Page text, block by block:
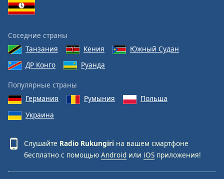
Соседние страны
Танзания
Кения
Южный Судан
ДР Конго
Руанда
Популярные страны
Германия
Румыния
Польша
Украина
Слушайте Radio Rukungiri на вашем смартфоне
бесплатно с помощью Android или iOS приложения!